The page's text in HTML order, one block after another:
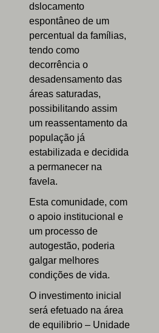
dslocamento
espontâneo de um
percentual da famílias,
tendo como
decorrência o
desadensamento das
áreas saturadas,
possibilitando assim
um reassentamento da
população já
estabilizada e decidida
a permanecer na
favela.
Esta comunidade, com
o apoio institucional e
um processo de
autogestão, poderia
galgar melhores
condições de vida.
O investimento inicial
será efetuado na área
de equilibrio – Unidade